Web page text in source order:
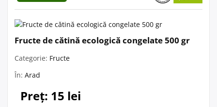
Fructe de cătină ecologică congelate 500 gr
Categorie: Fructe
În: Arad
Preț: 15 lei